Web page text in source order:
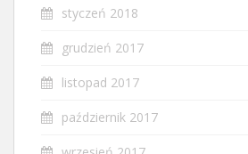
styczeń 2018
grudzień 2017
listopad 2017
październik 2017